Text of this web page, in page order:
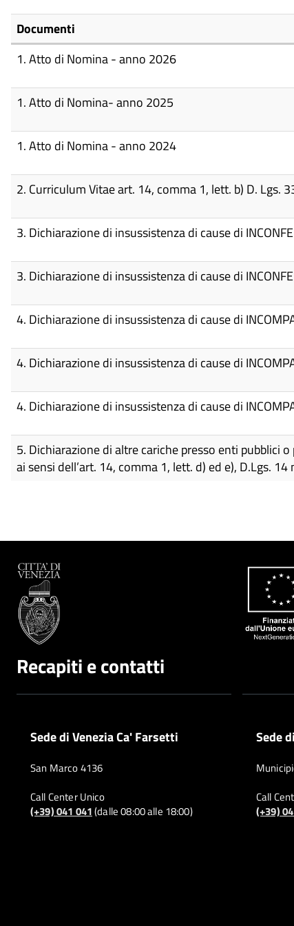
Documenti
1. Atto di Nomina - anno 2026
1. Atto di Nomina- anno 2025
1. Atto di Nomina - anno 2024
2. Curriculum Vitae art. 14, comma 1, lett. b) D.
3. Dichiarazione di insussistenza di cause di
3. Dichiarazione di insussistenza di cause di
4. Dichiarazione di insussistenza di cause di
4. Dichiarazione di insussistenza di cause di
4. Dichiarazione di insussistenza di cause di
5. Dichiarazione di altre cariche presso enti pubblici
ai sensi dell’art. 14, comma 1, lett. d) ed e), D.Lgs.
Recapiti e contatti
Sede di Venezia Ca' Farsetti
San Marco 4136
Call Center Unico
(+39) 041 041(dalle 08:00 alle 18:00)
Sede
Call
(+39)